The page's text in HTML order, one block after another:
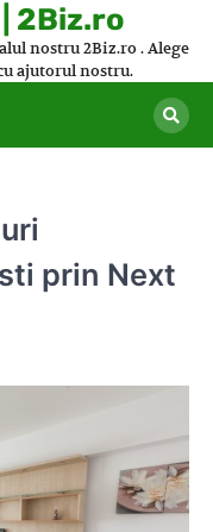
2Biz.ro
nostru 2Biz.ro . Alege
ajutorul nostru.
prin Next